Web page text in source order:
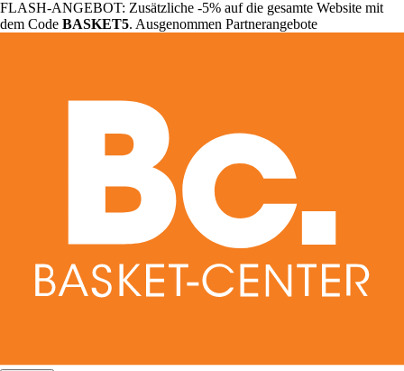
FLASH-ANGEBOT: Zusätzliche -5% auf die gesamte Website mit
dem Code BASKET5. Ausgenommen Partnerangebote